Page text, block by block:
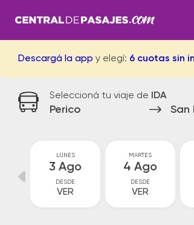
Descargá la app y elegí: 6 cuotas sin
Seleccioná tu viaje de IDA
Perico San
LUNES
3 Ago
DESDE
VER
MARTES
4 Ago
DESDE
VER